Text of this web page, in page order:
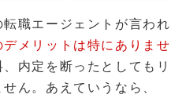
職エージェントが言われ
メリットは特にありませ
内定を断ったとしても
ん。あえていうなら、